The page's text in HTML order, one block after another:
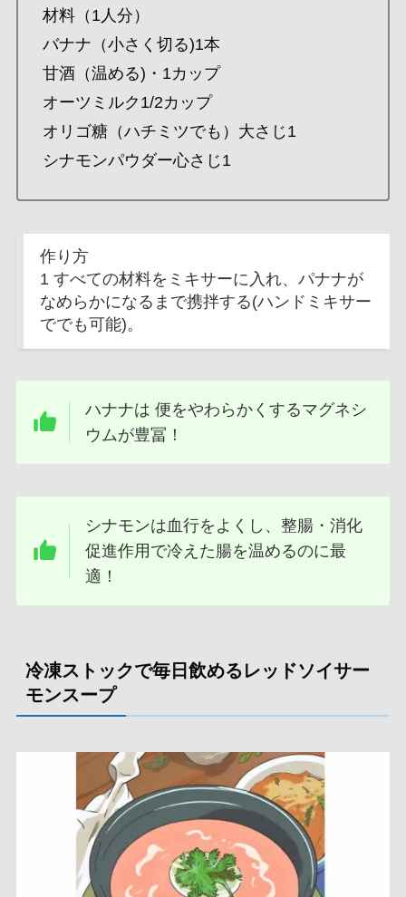
材料（1人分）
バナナ（小さく切る)1本
甘酒（温める)・1カップ
オーツミルク1/2カップ
オリゴ糖（ハチミツでも）大さじ1
シナモンパウダー心さじ1
作り方
1 すべての材料をミキサーに入れ、パナナが
なめらかになるまで携拌する(ハンドミキサー
ででも可能)。
ハナナは 便をやわらかくするマグネシ
ウムが豊冨！
シナモンは血行をよくし、整腸・消化
促進作用で冷えた腸を温めるのに最
適！
冷凍ストックで毎日飲めるレッドソイサー
モンスープ